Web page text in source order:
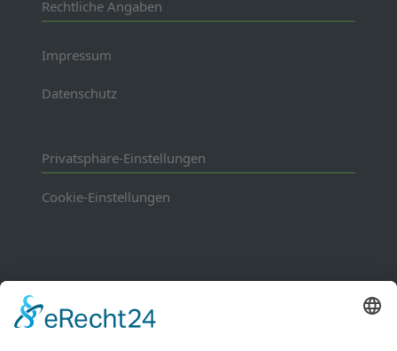
Rechtliche Angaben
Impressum
Datenschutz
Privatsphäre-Einstellungen
Cookie-Einstellungen
Mitgliedschaften